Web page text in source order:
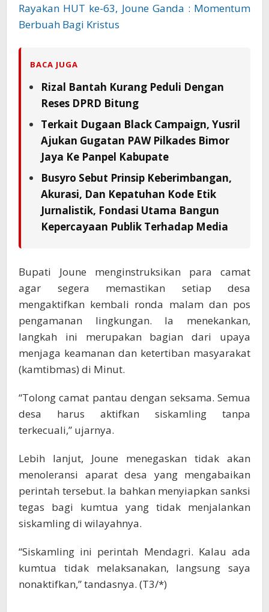
Rayakan HUT ke-63, Joune Ganda : Momentum
Berbuah Bagi Kristus
BACA JUGA
Rizal Bantah Kurang Peduli Dengan
Reses DPRD Bitung
Terkait Dugaan Black Campaign, Yusril
Ajukan Gugatan PAW Pilkades Bimor
Jaya Ke Panpel Kabupate
Busyro Sebut Prinsip Keberimbangan,
Akurasi, Dan Kepatuhan Kode Etik
Jurnalistik, Fondasi Utama Bangun
Kepercayaan Publik Terhadap Media
Bupati Joune menginstruksikan para camat
agar segera memastikan setiap desa
mengaktifkan kembali ronda malam dan pos
pengamanan lingkungan. Ia menekankan,
langkah ini merupakan bagian dari upaya
menjaga keamanan dan ketertiban masyarakat
(kamtibmas) di Minut.
“Tolong camat pantau dengan seksama. Semua
desa harus aktifkan siskamling tanpa
terkecuali,” ujarnya.
Lebih lanjut, Joune menegaskan tidak akan
menoleransi aparat desa yang mengabaikan
perintah tersebut. Ia bahkan menyiapkan sanksi
tegas bagi kumtua yang tidak menjalankan
siskamling di wilayahnya.
“Siskamling ini perintah Mendagri. Kalau ada
kumtua tidak melaksanakan, langsung saya
nonaktifkan,” tandasnya. (T3/*)